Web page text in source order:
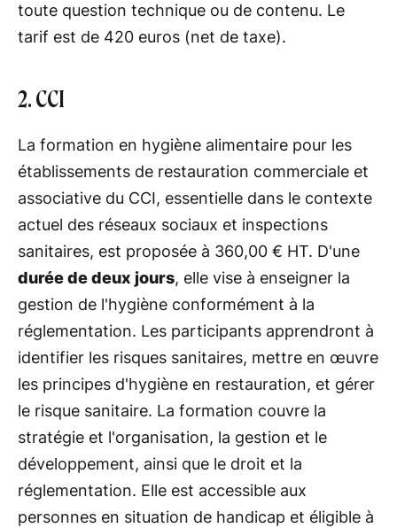
toute question technique ou de contenu. Le
tarif est de 420 euros (net de taxe).
2. CCI
La formation en hygiène alimentaire pour les
établissements de restauration commerciale et
associative du CCI, essentielle dans le contexte
actuel des réseaux sociaux et inspections
sanitaires, est proposée à 360,00 € HT. D'une
durée de deux jours, elle vise à enseigner la
gestion de l'hygiène conformément à la
réglementation. Les participants apprendront à
identifier les risques sanitaires, mettre en œuvre
les principes d'hygiène en restauration, et gérer
le risque sanitaire. La formation couvre la
stratégie et l'organisation, la gestion et le
développement, ainsi que le droit et la
réglementation. Elle est accessible aux
personnes en situation de handicap et éligible à